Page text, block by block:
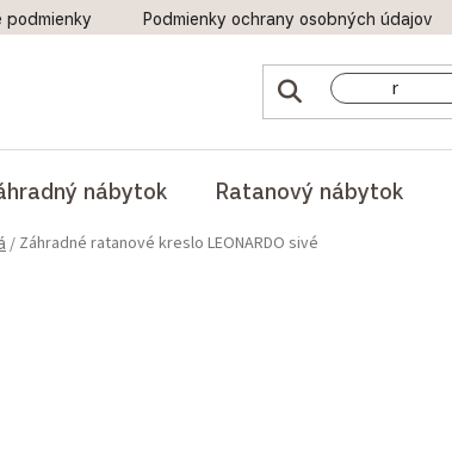
podmienky Podmienky ochrany osobných údajov
nábytok Ratanový nábytok
/ Záhradné ratanové kreslo LEONARDO sivé